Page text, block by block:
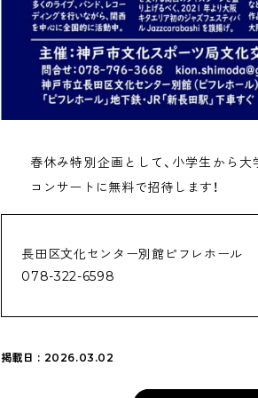
春休み特別企画として、小学生から
コンサートに無料で招待します！
長田区文化センター別館ピフレホール
078-322-6598
掲載日 : 2026.03.02